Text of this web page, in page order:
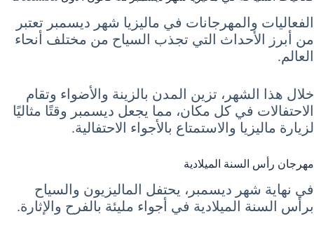
الفعاليات والمهرجانات في ماليزيا شهر ديسمبر تعتبر
من أبرز الأحداث التي تجذب السياح من مختلف أنحاء
العالم.
خلال هذا الشهر، تزين المدن بالزينة والأضواء وتقام
الاحتفالات في كل مكان، مما يجعل ديسمبر وقتًا مثاليًا
لزيارة ماليزيا والاستمتاع بالأجواء الاحتفالية.
مهرجان رأس السنة الميلادية
في نهاية شهر ديسمبر، يحتفل الماليزيون والسياح
برأس السنة الميلادية في أجواء مليئة بالفرح والإثارة.